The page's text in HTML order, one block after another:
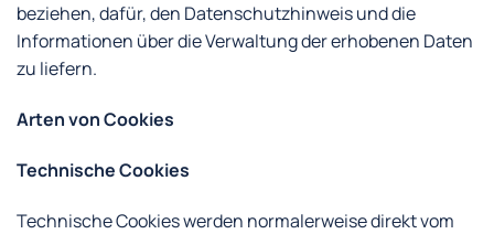
beziehen, dafür, den Datenschutzhinweis und die
Informationen über die Verwaltung der erhobenen Daten
zu liefern.
Arten von Cookies
Technische Cookies
Technische Cookies werden normalerweise direkt vom